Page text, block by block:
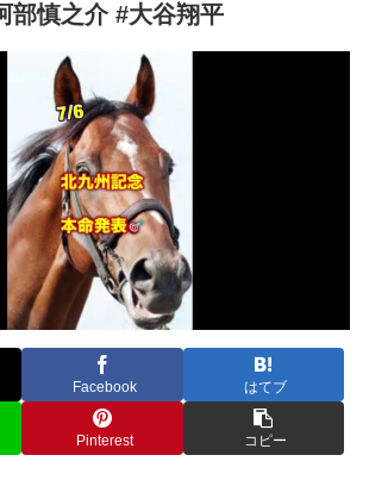
部慎之介 #大谷翔平
Facebook はてブ
Pinterest コピー